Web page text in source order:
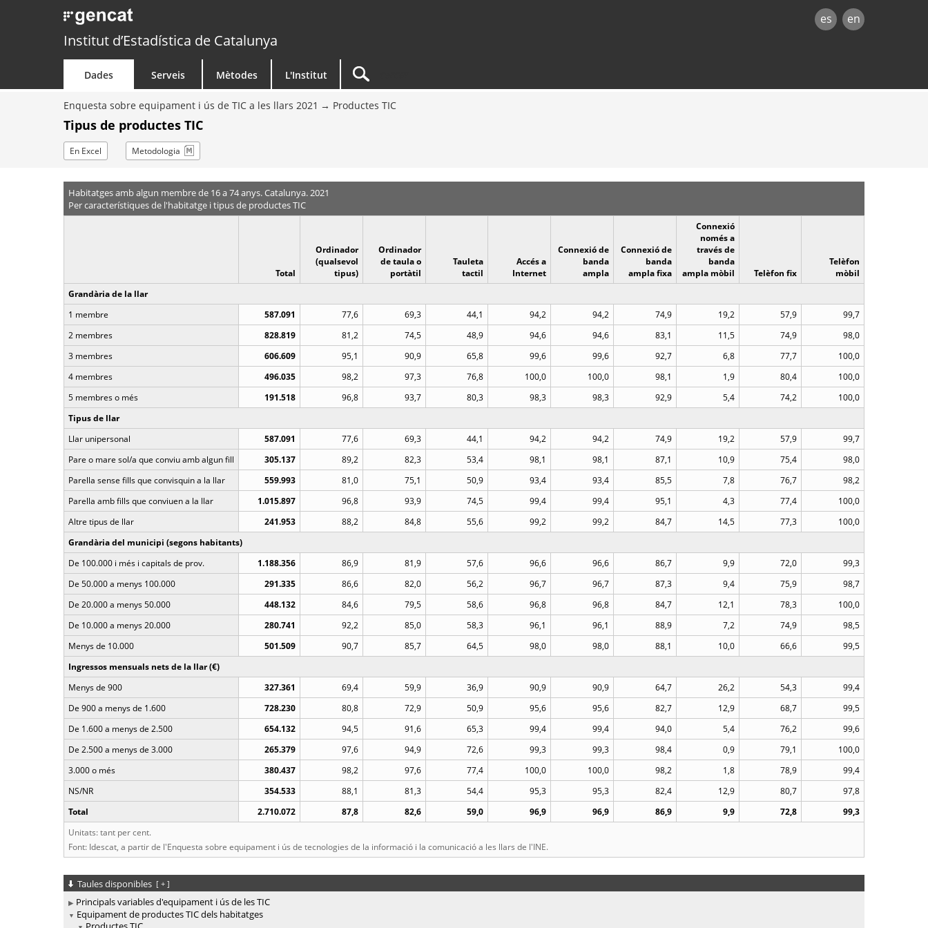
es en
Institut d’Estadística de Catalunya
Dades Serveis Mètodes L'Institut
Enquesta sobre equipament i ús de TIC a les llars 2021 Productes TIC
Tipus de productes TIC
En Excel Metodologia
Habitatges amb algun membre de 16 a 74 anys. Catalunya. 2021
Per característiques de l'habitatge i tipus de productes TIC
Total
Ordinador
(qualsevol
tipus)
Ordinador
de taula o
portàtil
Tauleta
tactil
Accés a
Internet
Connexió de
banda
ampla
Connexió de
banda
ampla fixa
Connexió
només a
través de
banda
ampla mòbil
Telèfon fix
Telèfon
mòbil
Grandària de la llar
1 membre
587.091 77,6 69,3 44,1 94,2 94,2 74,9 19,2 57,9
99,7
2 membres
828.819 81,2 74,5 48,9 94,6 94,6 83,1 11,5 74,9
98,0
3 membres
606.609 95,1 90,9 65,8 99,6 99,6 92,7 6,8 77,7
100,0
4 membres
496.035 98,2 97,3 76,8 100,0 100,0 98,1 1,9 80,4
100,0
5 membres o més
191.518 96,8 93,7 80,3 98,3 98,3 92,9 5,4 74,2
100,0
Tipus de llar
Llar unipersonal
587.091 77,6 69,3 44,1 94,2 94,2 74,9 19,2 57,9
99,7
Pare o mare sol/a que conviu amb algun fill
305.137 89,2 82,3 53,4 98,1 98,1 87,1 10,9 75,4
98,0
Parella sense fills que convisquin a la llar
559.993 81,0 75,1 50,9 93,4 93,4 85,5 7,8 76,7
98,2
Parella amb fills que conviuen a la llar
1.015.897 96,8 93,9 74,5 99,4 99,4 95,1 4,3 77,4
100,0
Altre tipus de llar
241.953 88,2 84,8 55,6 99,2 99,2 84,7 14,5 77,3
100,0
Grandària del municipi (segons habitants)
De 100.000 i més i capitals de prov.
1.188.356 86,9 81,9 57,6 96,6 96,6 86,7 9,9 72,0
99,3
De 50.000 a menys 100.000
291.335 86,6 82,0 56,2 96,7 96,7 87,3 9,4 75,9
98,7
De 20.000 a menys 50.000
448.132 84,6 79,5 58,6 96,8 96,8 84,7 12,1 78,3
100,0
De 10.000 a menys 20.000
280.741 92,2 85,0 58,3 96,1 96,1 88,9 7,2 74,9
98,5
Menys de 10.000
501.509 90,7 85,7 64,5 98,0 98,0 88,1 10,0 66,6
99,5
Ingressos mensuals nets de la llar (€)
Menys de 900
327.361 69,4 59,9 36,9 90,9 90,9 64,7 26,2 54,3
99,4
De 900 a menys de 1.600
728.230 80,8 72,9 50,9 95,6 95,6 82,7 12,9 68,7
99,5
De 1.600 a menys de 2.500
654.132 94,5 91,6 65,3 99,4 99,4 94,0 5,4 76,2
99,6
De 2.500 a menys de 3.000
265.379 97,6 94,9 72,6 99,3 99,3 98,4 0,9 79,1
100,0
3.000 o més
380.437 98,2 97,6 77,4 100,0 100,0 98,2 1,8 78,9
99,4
NS/NR
354.533 88,1 81,3 54,4 95,3 95,3 82,4 12,9 80,7
97,8
Total
2.710.072 87,8 82,6 59,0 96,9 96,9 86,9 9,9 72,8
99,3
Unitats: tant per cent.
Font: Idescat, a partir de l'Enquesta sobre equipament i ús de tecnologies de la informació i la comunicació a les llars de l'INE.
Taules disponibles [ + ]
Principals variables d'equipament i ús de les TIC
Equipament de productes TIC dels habitatges